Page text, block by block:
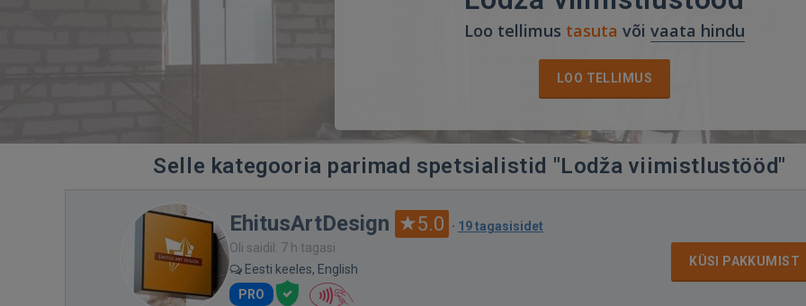
Loo tellimus tasuta või vaata hindu
LOO TELLIMUS
Selle kategooria parimad spetsialistid "Lodža viimistlustööd"
EhitusArtDesign 5.0 · 19 tagasisidet
Oli saidil: 7 h tagasi
Eesti keeles, English
PRO
KÜSI PAKKUMIST